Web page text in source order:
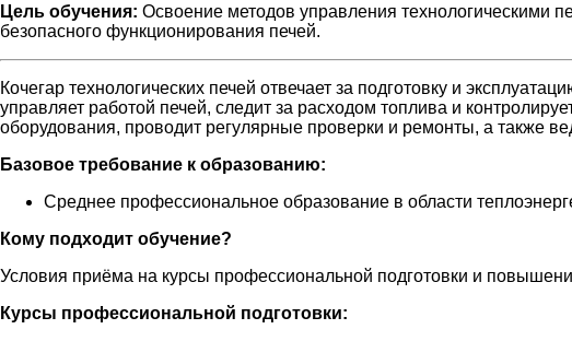
Цель обучения: Освоение методов управления технологическими
безопасного функционирования печей.
Кочегар технологических печей отвечает за подготовку и
управляет работой печей, следит за расходом топлива и
оборудования, проводит регулярные проверки и ремонты, а также
Базовое требование к образованию:
Среднее профессиональное образование в области
Кому подходит обучение?
Условия приёма на курсы профессиональной подготовки и
Курсы профессиональной подготовки: